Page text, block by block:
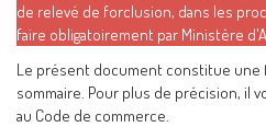
de relevé de forclusion, dans les
faire obligatoirement par Ministère
Le présent document constitue
sommaire. Pour plus de précision, il
au Code de commerce.